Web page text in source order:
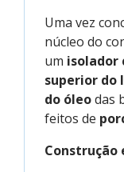
Uma vez
núcleo do
um isolador
superior do
do óleodas
feitos de
Construção